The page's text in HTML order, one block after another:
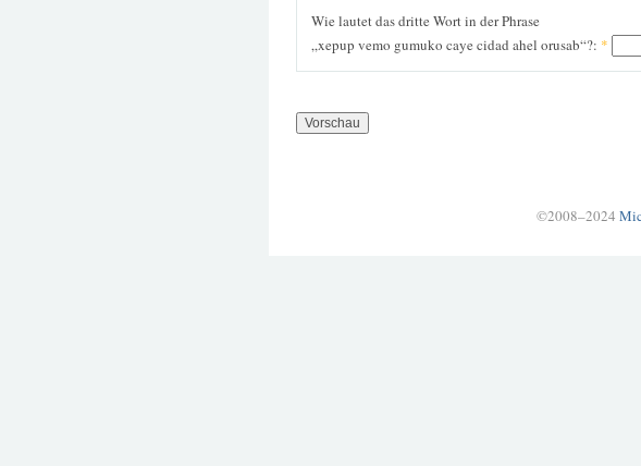
Wie lautet das dritte Wort in der Phrase
„xepup vemo gumuko caye cidad ahel orusab“?: *
©2008–2024